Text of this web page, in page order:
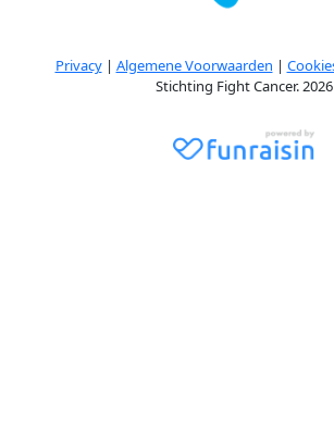
Privacy| Algemene Voorwaarden |
Stichting Fight Cancer. 2026